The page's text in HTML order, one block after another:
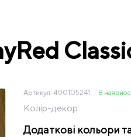
Артикул: 400105241 В
Колір-декор:
Додаткові кольори